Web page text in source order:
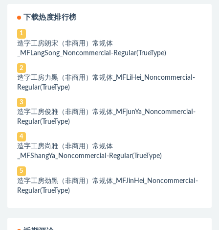
下载热度排行榜
1
造字工房朗宋（非商用）常规体
_MFLangSong_NoncommerciaI-ReguIar(TrueType)
2
造字工房力黑（非商用）常规体_MFLiHei_NoncommerciaI-
ReguIar(TrueType)
3
造字工房俊雅（非商用）常规体_MFjunYa_NoncommerciaI-
ReguIar(TrueType)
4
造字工房尚雅（非商用）常规体
_MFShangYa_NoncommerciaI-ReguIar(TrueType)
5
造字工房劲黑（非商用）常规体_MFJinHei_NoncommerciaI-
ReguIar(TrueType)